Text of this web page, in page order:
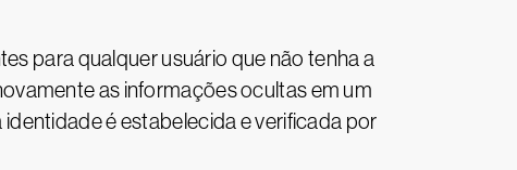
para qualquer usuário que não tenha a
as informações ocultas em um
é estabelecida e verificada por